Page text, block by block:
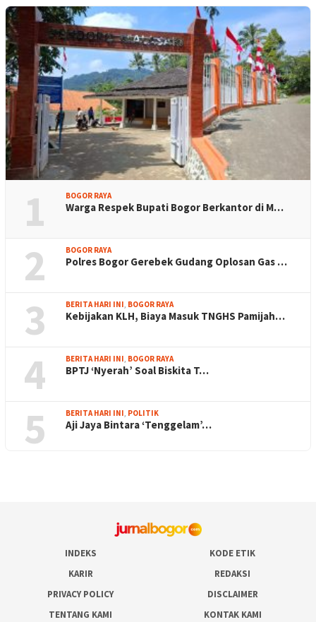
1 BOGOR RAYA
Warga Respek Bupati Bogor Berkantor di M…
2 BOGOR RAYA
Polres Bogor Gerebek Gudang Oplosan Gas …
3 BERITA HARI INI, BOGOR RAYA
Kebijakan KLH, Biaya Masuk TNGHS Pamijah…
4 BERITA HARI INI, BOGOR RAYA
BPTJ ‘Nyerah’ Soal Biskita T…
5 BERITA HARI INI, POLITIK
Aji Jaya Bintara ‘Tenggelam’…
INDEKS
KODE ETIK
KARIR
REDAKSI
PRIVACY POLICY
DISCLAIMER
TENTANG KAMI
KONTAK KAMI